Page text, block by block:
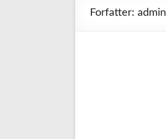
Forfatter: admin